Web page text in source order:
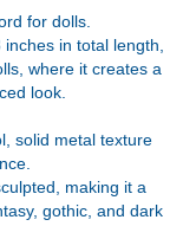
for dolls.
in total length,
where it creates a
look.
solid metal texture
making it a
gothic, and dark